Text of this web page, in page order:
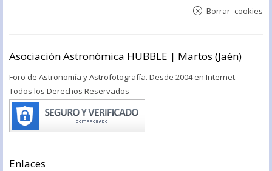
Borrar cookies
Asociación Astronómica HUBBLE | Martos (Jaén)
Foro de Astronomía y Astrofotografía. Desde 2004 en Internet
Todos los Derechos Reservados
Enlaces